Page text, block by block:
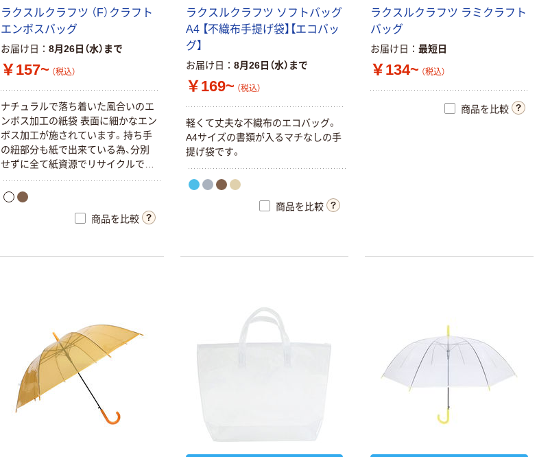
ラク ス ルク ラ フツ （ F） ク ラ フ ト
エ ンボ スバッグ
お届け日 8月26日（水）まで
￥157~ （税込）
ナチュ ラルで落ち着いた風合いのエ
ンボス加工の紙袋 表面に細かなエン
ボス加工が施されています。 持ち手
の紐部分も紙で出来ている為、分別
せずに全て紙資源で リ サイクルでき
ます。
商品を比較
ラク ス ルク ラ フツ ソ フ トバッグ
A4 【不織布手提げ袋】 【エコバッ
グ】
お届け日 8月26日（水）まで
￥169~ （税込）
軽く て丈夫な不織布のエコバッグ。
A4サイ ズの書類が入るマチな しの手
提げ袋です。
商品を比較
ラク ス ルク ラ フツ ラ ミ ク ラ フ ト
バッグ
お届け日 最短日
￥134~ （税込）
商品を比較
宛名ラベル プリ
ンタ兼用 ノーカ
ット 22シート 1
個
￥720 （税込）
カゴへ
い捨てパンツ
（吸水帯付）Ｍサ
イズ 1パック
（10枚入）
￥938 （税込）
カゴへ
リーブル 冷感使
（10枚入）
ドクトリーナ
LOCK ポイズン
リムーバー 1個
オリジナル
￥848 （税込）
【Goエシカル】訳
あり Kenvue ジ
ョンソン ナチュ
ラルベビーパウ
ダー 100g 1個
（税込）
カゴへ
新着
ストリックスデ
ザイン 大判厚手
おしぼり 丸型
（60本入）
￥660 （税込）
リーズ 個包装
ECNL6S22 ラベ
スーパーウォッ
シュプラス すす
ぎ1回 抗菌剤入
洗剤 4L オリジ
ジナル
ペーパータオル
小判 パルプ＋再
生紙 2枚重ね
ブル
ルボールプロ 爽
￥2,730~
￥350~